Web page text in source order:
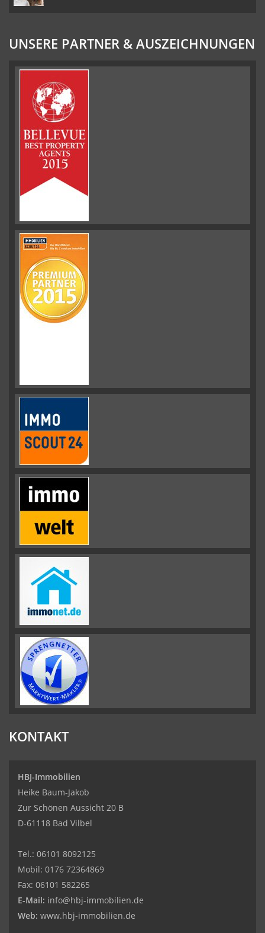
UNSERE PARTNER & AUSZEICHNUNGEN
KONTAKT
HBJ-Immobilien
Heike Baum-Jakob
Zur Schönen Aussicht 20 B
D-61118 Bad Vilbel
Tel.: 06101 8092125
Mobil: 0176 72364869
Fax: 06101 582265
E-Mail: info@hbj-immobilien.de
Web: www.hbj-immobilien.de